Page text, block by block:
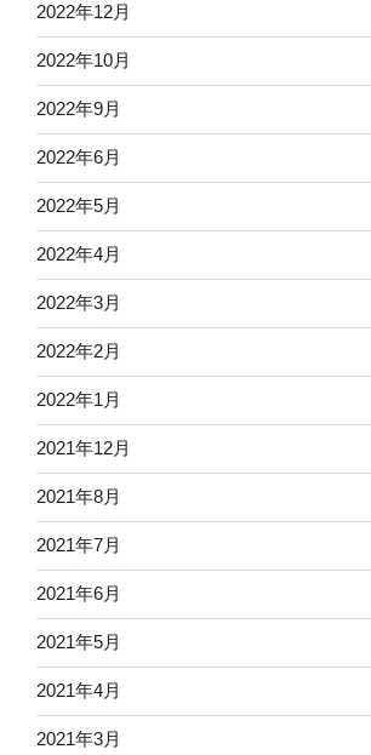
2022年12月
2022年10月
2022年9月
2022年6月
2022年5月
2022年4月
2022年3月
2022年2月
2022年1月
2021年12月
2021年8月
2021年7月
2021年6月
2021年5月
2021年4月
2021年3月